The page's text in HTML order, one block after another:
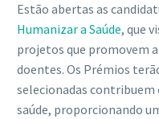
Estão abertas as
Humanizar a Saúde, que
projetos que promovem
doentes. Os Prémios
selecionadas contribuem
saúde, proporcionando